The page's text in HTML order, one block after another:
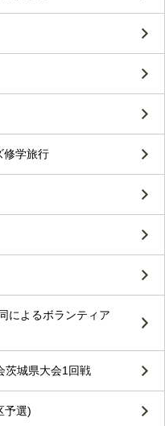
修学旅行
によるボランティア
茨城県大会1回戦
予選)